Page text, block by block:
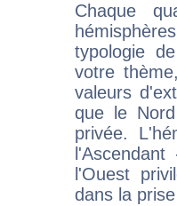
Chaque
typologie
votre
valeurs
que le
privée.
l'Ouest
dans la